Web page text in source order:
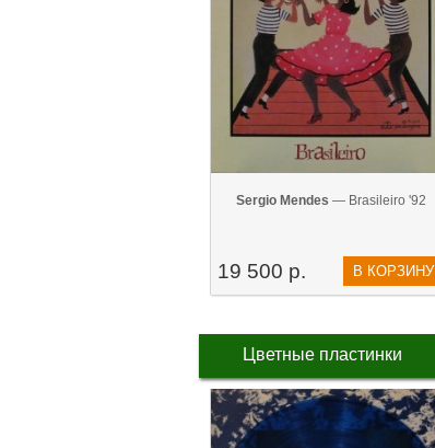
Sergio Mendes — Brasileiro '92
19 500 р. В КОРЗИНУ
Цветные пластинки